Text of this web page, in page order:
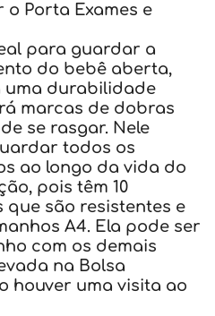
Porta Exames e
para guardar a
do bebê aberta,
uma durabilidade
marcas de dobras
se rasgar. Nele
todos os
ao longo da vida do
pois têm 10
são resistentes e
A4. Ela pode ser
com os demais
na Bolsa
houver uma visita ao